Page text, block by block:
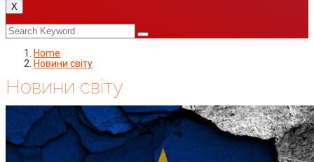
X
Home
Новини світу
Новини світу